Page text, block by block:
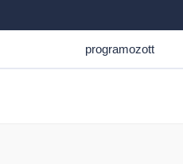
programozott